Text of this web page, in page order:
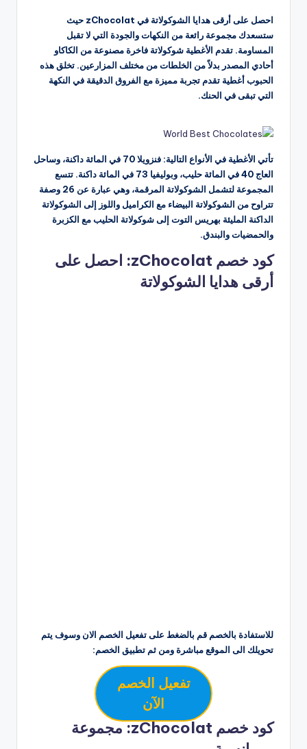
احصل على أرقى هدايا الشوكولاتة في zChocolat حيث
ستسعدك مجموعة رائعة من النكهات والجودة التي لا تقبل
المساومة. تقدم الأغطية شوكولاتة فاخرة مصنوعة من الكاكاو
أحادي المصدر بدلاً من الخلطات من مختلف المزارعين. تخلق هذه
الحبوب أغطية تقدم تجربة مميزة مع الفروق الدقيقة في النكهة
التي تبقى في الحنك.
تأتي الأغطية في الأنواع التالية: فنزويلا 70 في المائة داكنة، وساحل
العاج 40 في المائة حليب، وبوليفيا 73 في المائة داكنة. تتسع
المجموعة لتشمل الشوكولاتة المرقمة، وهي عبارة عن 26 وصفة
تتراوح من الشوكولاتة البيضاء مع الكراميل واللوز إلى الشوكولاتة
الداكنة المليئة بهريس التوت إلى شوكولاتة الحليب مع الكزبرة
والحمضيات والبندق.
كود خصم zChocolat: احصل على
أرقى هدايا الشوكولاتة
للاستفادة بالخصم قم بالضغط على تفعيل الخصم الان وسوف يتم
تحويلك الى الموقع مباشرة ومن ثم تطبيق الخصم:
تفعيل الخصم
الآن
كود خصم zChocolat: مجموعة